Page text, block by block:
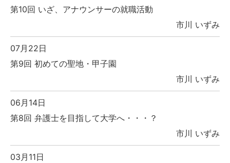
第10回 いざ、アナウンサーの就職活動
市川 いずみ
07月22日
第9回 初めての聖地・甲子園
市川 いずみ
06月14日
第8回 弁護士を目指して大学へ・・・？
市川 いずみ
03月11日